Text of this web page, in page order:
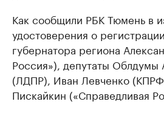
Как сообщили РБК Тюмень в
удостоверения о
губернатора региона
Россия»), депутаты Облдумы
(ЛДПР), Иван Левченко
Пискайкин («Справедливая